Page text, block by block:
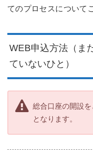
てのプロセスについて
WEB申込方法（ま
ていないひと）
総合口座の開設
となります。